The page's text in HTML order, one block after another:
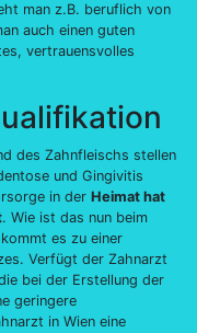
man z.B. beruflich von
auch einen guten
vertrauensvolles
des Zahnfleischs stellen
und Gingivitis
in der Heimat hat
. Wie ist das nun beim
es zu einer
Verfügt der Zahnarzt
bei der Erstellung der
geringere
in Wien eine